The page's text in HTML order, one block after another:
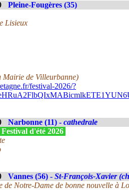
Pleine-Fougères (35)
Lisieux
Mairie de Villeurbanne)
festival-2026/?
Narbonne (11) - cathedrale
d'été 2026
Vannes (56) - St-François-Xavier
de Notre-Dame de bonne nouvelle à